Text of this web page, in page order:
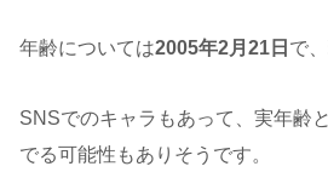
年齢については2005年2月21日 で
SNSでのキャラもあって、実年齢
でる可能性もありそうです。